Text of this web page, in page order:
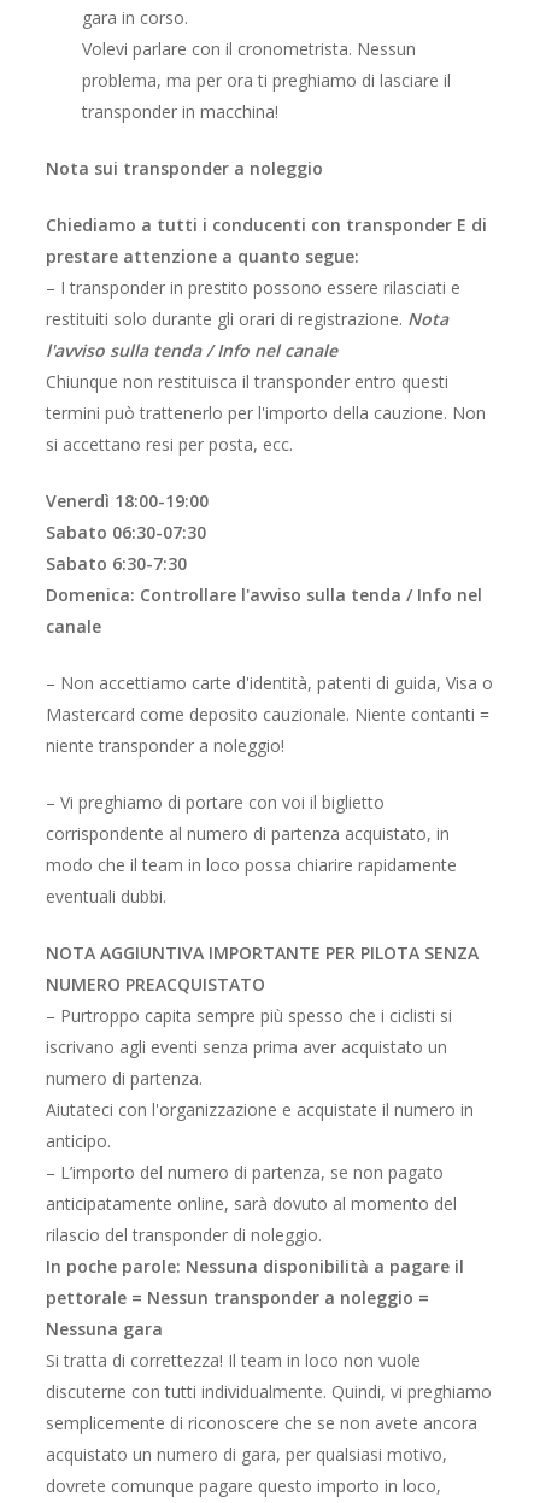
gara in corso.
Volevi parlare con il cronometrista. Nessun
problema, ma per ora ti preghiamo di lasciare il
transponder in macchina!
Nota sui transponder a noleggio
Chiediamo a tutti i conducenti con transponder E di
prestare attenzione a quanto segue:
– I transponder in prestito possono essere rilasciati e
restituiti solo durante gli orari di registrazione. Nota
l'avviso sulla tenda / Info nel canale
Chiunque non restituisca il transponder entro questi
termini può trattenerlo per l'importo della cauzione. Non
si accettano resi per posta, ecc.
Venerdì 18:00-19:00
Sabato 06:30-07:30
Sabato 6:30-7:30
Domenica: Controllare l'avviso sulla tenda / Info nel
canale
– Non accettiamo carte d'identità, patenti di guida, Visa o
Mastercard come deposito cauzionale. Niente contanti =
niente transponder a noleggio!
– Vi preghiamo di portare con voi il biglietto
corrispondente al numero di partenza acquistato, in
modo che il team in loco possa chiarire rapidamente
eventuali dubbi.
NOTA AGGIUNTIVA IMPORTANTE PER PILOTA SENZA
NUMERO PREACQUISTATO
– Purtroppo capita sempre più spesso che i ciclisti si
iscrivano agli eventi senza prima aver acquistato un
numero di partenza.
Aiutateci con l'organizzazione e acquistate il numero in
anticipo.
– L’importo del numero di partenza, se non pagato
anticipatamente online, sarà dovuto al momento del
rilascio del transponder di noleggio.
In poche parole: Nessuna disponibilità a pagare il
pettorale = Nessun transponder a noleggio =
Nessuna gara
Si tratta di correttezza! Il team in loco non vuole
discuterne con tutti individualmente. Quindi, vi preghiamo
semplicemente di riconoscere che se non avete ancora
acquistato un numero di gara, per qualsiasi motivo,
dovrete comunque pagare questo importo in loco,